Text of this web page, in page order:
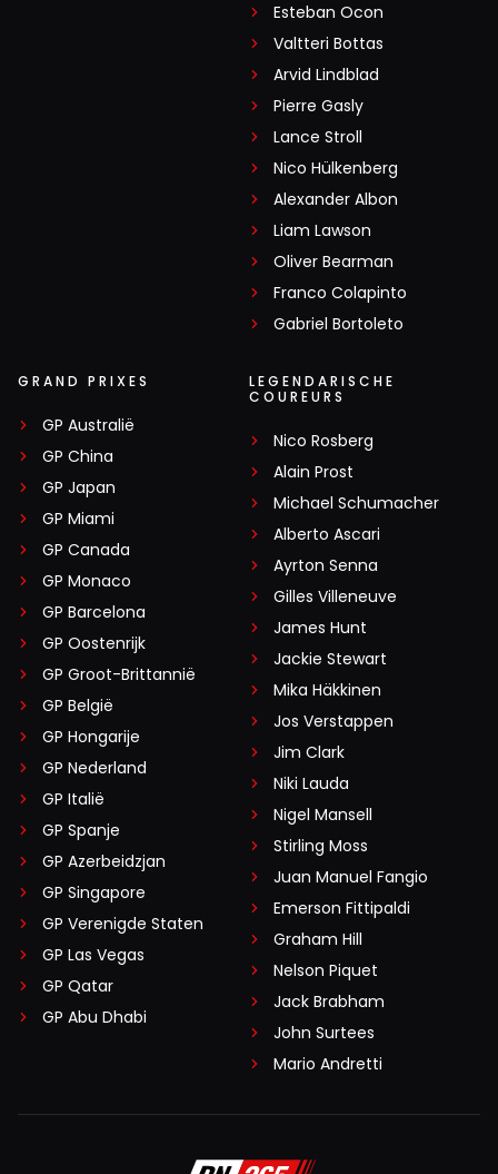
Esteban Ocon
Valtteri Bottas
Arvid Lindblad
Pierre Gasly
Lance Stroll
Nico Hülkenberg
Alexander Albon
Liam Lawson
Oliver Bearman
Franco Colapinto
Gabriel Bortoleto
GRAND PRIXES
GP Australië
GP China
GP Japan
GP Miami
GP Canada
GP Monaco
GP Barcelona
GP Oostenrijk
GP Groot-Brittannië
GP België
GP Hongarije
GP Nederland
GP Italië
GP Spanje
GP Azerbeidzjan
GP Singapore
GP Verenigde Staten
GP Las Vegas
GP Qatar
GP Abu Dhabi
LEGENDARISCHE
COUREURS
Nico Rosberg
Alain Prost
Michael Schumacher
Alberto Ascari
Ayrton Senna
Gilles Villeneuve
James Hunt
Jackie Stewart
Mika Häkkinen
Jos Verstappen
Jim Clark
Niki Lauda
Nigel Mansell
Stirling Moss
Juan Manuel Fangio
Emerson Fittipaldi
Graham Hill
Nelson Piquet
Jack Brabham
John Surtees
Mario Andretti